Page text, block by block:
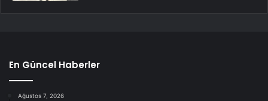
En Güncel Haberler
Ağustos 7, 2026